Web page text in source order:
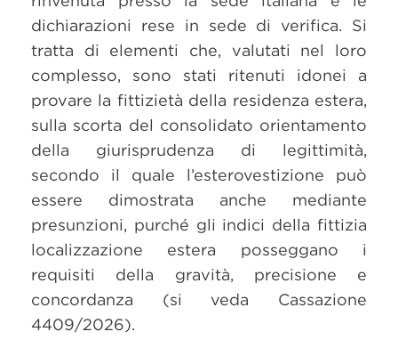
dichiarazioni rese in sede di verifica. Si
tratta di elementi che, valutati nel loro
complesso, sono stati ritenuti idonei a
provare la fittizietà della residenza estera,
sulla scorta del consolidato orientamento
della giurisprudenza di legittimità,
secondo il quale l’esterovestizione può
essere dimostrata anche mediante
presunzioni, purché gli indici della fittizia
localizzazione estera posseggano i
requisiti della gravità, precisione e
concordanza (si veda Cassazione
4409/2026).